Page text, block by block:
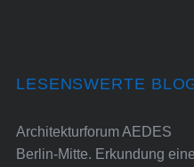
LESENSWERTE
Architekturforum AEDES
Berlin-Mitte. Erkundung